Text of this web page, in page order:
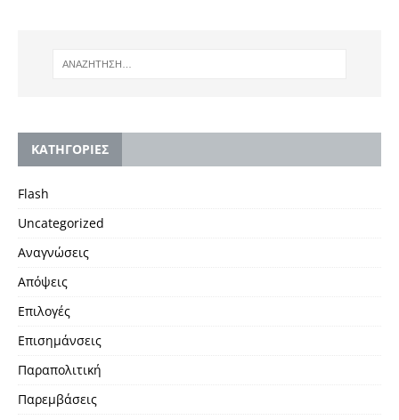
KΑΤΗΓΟΡΙΕΣ
Flash
Uncategorized
Αναγνώσεις
Απόψεις
Επιλογές
Επισημάνσεις
Παραπολιτική
Παρεμβάσεις